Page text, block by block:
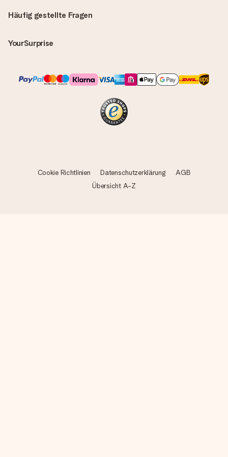
Lieferschein. Die Rechnung zu deiner Bestellung erhältst du
zeitgleich mit der Bestätigungsmail und kannst sie jederzeit in
Geschenk also direkt beim Empfänger liefern lassen und es
bleibt eine echte Überraschung!
Häufig gestellte Fragen
YourSurprise
Cookie Richtlinien Datenschutzerklärung
AGB
Übersicht A-Z